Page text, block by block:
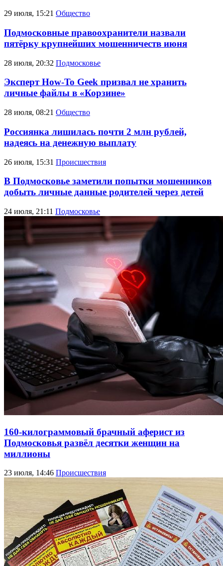
29 июля, 15:21 Общество
Подмосковные правоохранители назвали
пятёрку крупнейших мошенничеств июня
28 июля, 20:32 Подмосковье
Эксперт How-To Geek призвал не хранить
личные файлы в «Корзине»
28 июля, 08:21 Общество
Россиянка лишилась почти 2 млн рублей,
надеясь на денежную выплату
26 июля, 15:31 Происшествия
В Подмосковье заметили попытки мошенников
добыть личные данные родителей через детей
24 июля, 21:11 Подмосковье
160-килограммовый брачный аферист из
Подмосковья развёл десятки женщин на
миллионы
23 июля, 14:46 Происшествия